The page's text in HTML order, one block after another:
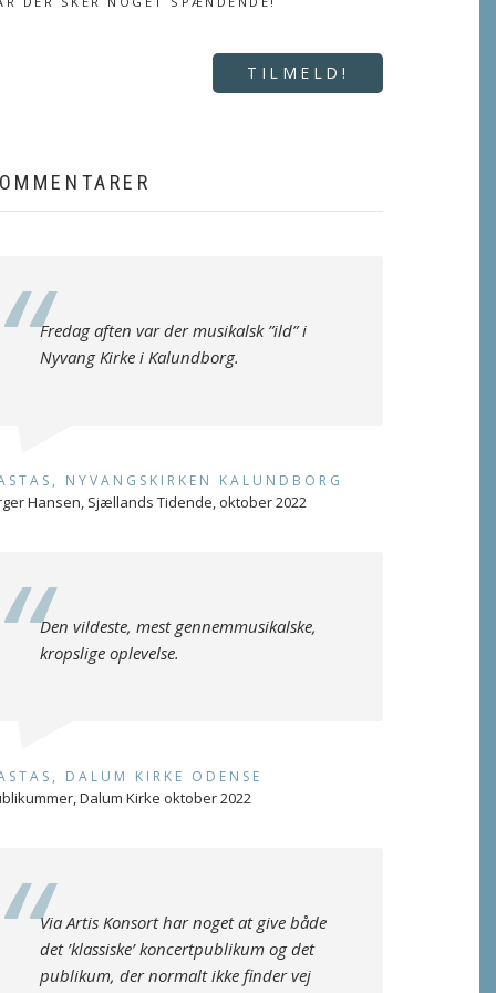
TILMELD!
Fredag aften var der musikalsk ”ild” i
Nyvang Kirke i Kalundborg.
NYVANGSKIRKEN KALUNDBORG
Hansen, Sjællands Tidende, oktober 2022
Den vildeste, mest gennemmusikalske,
kropslige oplevelse.
DALUM KIRKE ODENSE
Dalum Kirke oktober 2022
Via Artis Konsort har noget at give både
det ’klassiske’ koncertpublikum og det
publikum, der normalt ikke finder vej